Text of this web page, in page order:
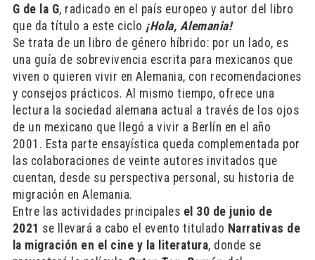
G de la G, radicado en el país europeo y autor del libro
que da título a este ciclo ¡Hola, Alemania!
Se trata de un libro de género híbrido: por un lado, es
una guía de sobrevivencia escrita para mexicanos que
viven o quieren vivir en Alemania, con recomendaciones
y consejos prácticos. Al mismo tiempo, ofrece una
lectura la sociedad alemana actual a través de los ojos
de un mexicano que llegó a vivir a Berlín en el año
2001. Esta parte ensayística queda complementada por
las colaboraciones de veinte autores invitados que
cuentan, desde su perspectiva personal, su historia de
migración en Alemania.
Entre las actividades principales el 30 de junio de
2021 se llevará a cabo el evento titulado Narrativas de
la migración en el cine y la literatura, donde se